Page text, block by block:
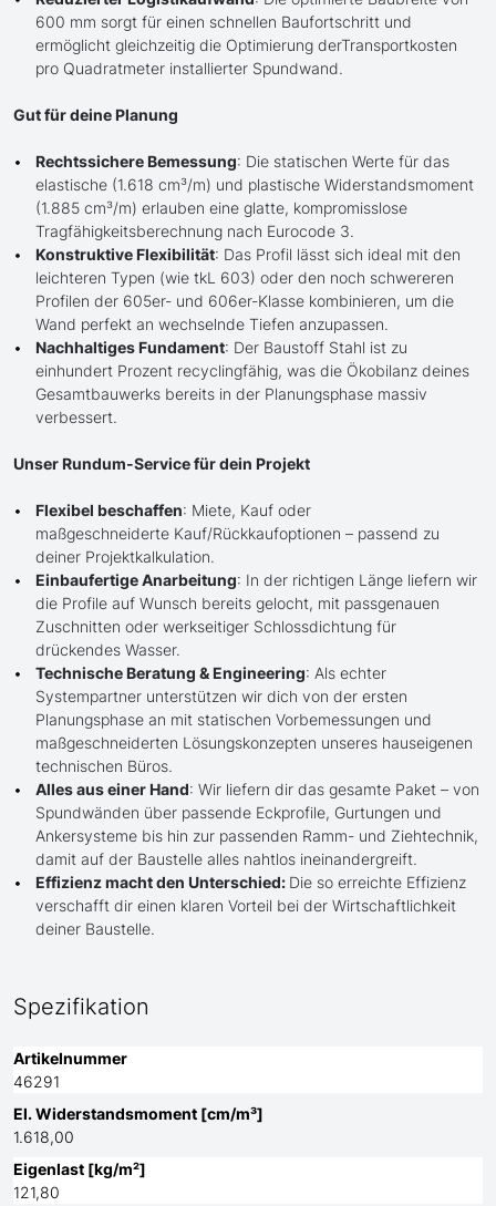
600 mm sorgt für einen schnellen Baufortschritt und
ermöglicht gleichzeitig die Optimierung derTransportkosten
pro Quadratmeter installierter Spundwand.
Gut für deine Planung
Rechtssichere Bemessung: Die statischen Werte für das
elastische (1.618 cm³/m) und plastische Widerstandsmoment
(1.885 cm³/m) erlauben eine glatte, kompromisslose
Tragfähigkeitsberechnung nach Eurocode 3.
Konstruktive Flexibilität: Das Profil lässt sich ideal mit den
leichteren Typen (wie tkL 603) oder den noch schwereren
Profilen der 605er- und 606er-Klasse kombinieren, um die
Wand perfekt an wechselnde Tiefen anzupassen.
Nachhaltiges Fundament: Der Baustoff Stahl ist zu
einhundert Prozent recyclingfähig, was die Ökobilanz deines
Gesamtbauwerks bereits in der Planungsphase massiv
verbessert.
Unser Rundum-Service für dein Projekt
Flexibel beschaffen: Miete, Kauf oder
maßgeschneiderte Kauf/Rückkaufoptionen – passend zu
deiner Projektkalkulation.
Einbaufertige Anarbeitung: In der richtigen Länge liefern wir
die Profile auf Wunsch bereits gelocht, mit passgenauen
Zuschnitten oder werkseitiger Schlossdichtung für
drückendes Wasser.
Technische Beratung & Engineering: Als echter
Systempartner unterstützen wir dich von der ersten
Planungsphase an mit statischen Vorbemessungen und
maßgeschneiderten Lösungskonzepten unseres hauseigenen
technischen Büros.
Alles aus einer Hand: Wir liefern dir das gesamte Paket – von
Spundwänden über passende Eckprofile, Gurtungen und
Ankersysteme bis hin zur passenden Ramm- und Ziehtechnik,
damit auf der Baustelle alles nahtlos ineinandergreift.
Effizienz macht den Unterschied: Die so erreichte Effizienz
verschafft dir einen klaren Vorteil bei der Wirtschaftlichkeit
deiner Baustelle.
Spezifikation
Artikelnummer
46291
El. Widerstandsmoment [cm/m³]
1.618,00
Eigenlast [kg/m²]
121,80